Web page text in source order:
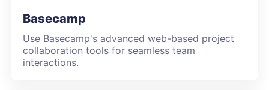
Basecamp
Use Basecamp's advanced web-based project
collaboration tools for seamless team
interactions.